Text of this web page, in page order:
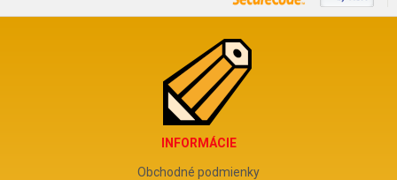
INFORMÁCIE
Obchodné podmienky